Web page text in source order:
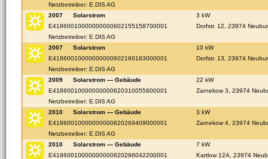
Netzbetreiber: E.DIS AG
2007
Solarstrom
3 kW
E41860010000000000602155158700001
Dorfstr. 12, 23974
Netzbetreiber: E.DIS AG
2007
Solarstrom
10 kW
E41860010000000000602160183000001
Dorfstr. 13, 23974
Netzbetreiber: E.DIS AG
2009
Solarstrom — Gebäude
22 kW
E41860010000000000620310055600001
Zarnekow 3, 23974
Netzbetreiber: E.DIS AG
2010
Solarstrom — Gebäude
3 kW
E41860010000000000620269409000001
Zarnekow 4, 23974
Netzbetreiber: E.DIS AG
2010
Solarstrom — Gebäude
7 kW
E41860010000000000620296042200001
Kartlow 12A, 23974